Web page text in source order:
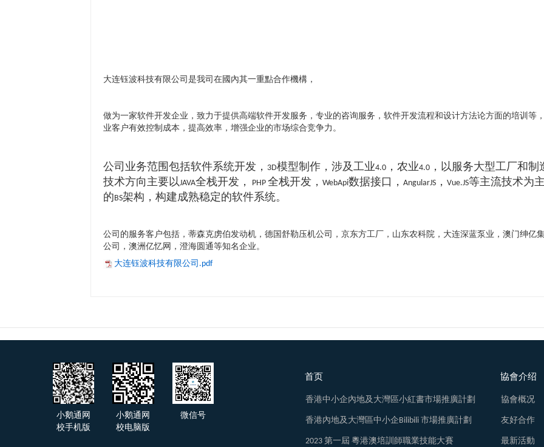
大连钰波科技有限公司是我司在國內其一重點合作機構，
做为一家软件开发企业，致力于提供高端软件开发服务，专业的咨询服务，软件开发流程和设计方法论方面的培训等
业客户有效控制成本，提高效率，增强企业的市场综合竞争力。
公司业务范围包括软件系统开发， 3D模型制作，涉及工业4.0 ，农业4.0 ，以服务大型工厂和制
技术方向主要以JAVA全栈开发， PHP全栈开发，WebApi数据接口，AngularJS ，Vue.JS等主流技术为
的 BS架构，构建成熟稳定的软件系统。
公司的服务客户包括，蒂森克虏伯发动机，德国舒勒压机公司，京东方工厂，山东农科院，大连深蓝泵业，澳门绅亿
公司，澳洲亿忆网，澄海圆通等知名企业。
大连钰波科技有限公司.pdf
小鹅通网
校手机版
小鹅通网
校电脑版
微信号
首页
香港中小企內地及大灣區小紅書市場推廣計劃
香港內地及大灣區中小企Bilibili 市場推廣計劃
2023 第一屆 粵港澳培訓師職業技能大賽
協會介绍
協會概况
友好合作
最新活動